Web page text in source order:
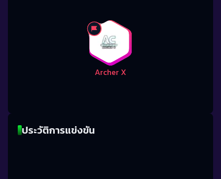
Archer X
ประวัติการแข่งขัน